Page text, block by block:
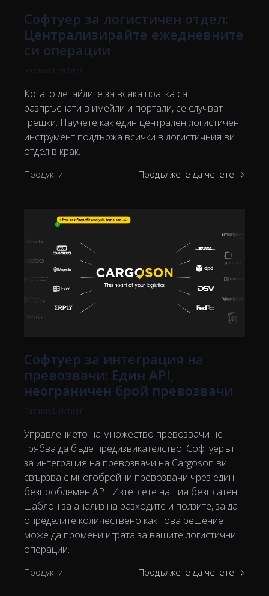
Софтуер за логистичен отдел:
Централизирайте ежедневните
си операции
Rasmus Leichter
Когато детайлите за всяка пратка са
разпръснати в имейли и портали, се случват
грешки. Научете как един централен логистичен
инструмент поддържа всички в логистичния ви
отдел в крак.
Продукти Продължете да четете →
Софтуер за интеграция на
превозвачи: Един API,
неограничен брой превозвачи
Rasmus Leichter
Управлението на множество превозвачи не
трябва да бъде предизвикателство. Софтуерът
за интеграция на превозвачи на Cargoson ви
свързва с многобройни превозвачи чрез един
безпроблемен API. Изтеглете нашия безплатен
шаблон за анализ на разходите и ползите, за да
определите количествено как това решение
може да промени играта за вашите логистични
операции.
Продукти Продължете да четете →